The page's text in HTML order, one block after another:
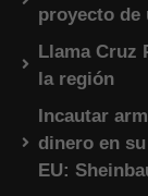
proyecto de
Llama Cruz
la región
Incautar
dinero en
EU: